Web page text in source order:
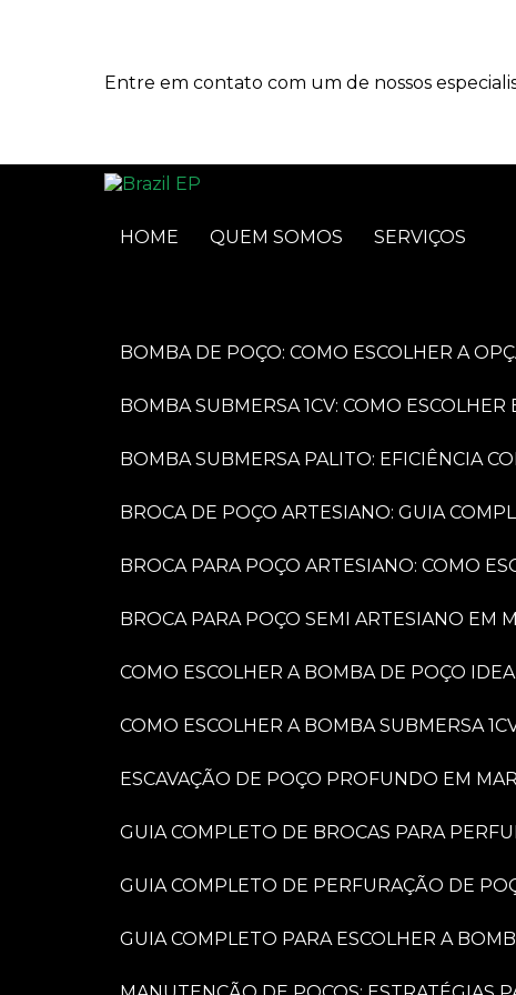
Entre em contato com um de nossos
HOME QUEM SOMOS SERVIÇOS
BOMBA DE POÇO: COMO ESCOLHER A
BOMBA SUBMERSA 1CV: COMO
BOMBA SUBMERSA PALITO: EFICIÊNCIA
BROCA DE POÇO ARTESIANO: GUIA
BROCA PARA POÇO ARTESIANO: COMO
BROCA PARA POÇO SEMI ARTESIANO EM
COMO ESCOLHER A BOMBA DE POÇO
COMO ESCOLHER A BOMBA SUBMERSA
ESCAVAÇÃO DE POÇO PROFUNDO EM
GUIA COMPLETO DE BROCAS PARA
GUIA COMPLETO DE PERFURAÇÃO DE
GUIA COMPLETO PARA ESCOLHER A